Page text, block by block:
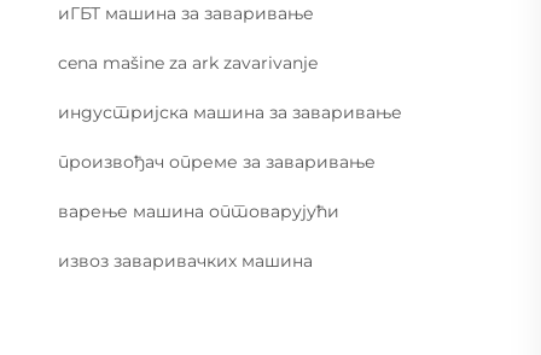
иГБТ машина за заваривање
cena mašine za ark zavarivanje
индустријска машина за заваривање
произвођач опреме за заваривање
варење машина оптоварујући
извоз заваривачких машина